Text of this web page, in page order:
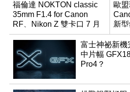
福倫達 NOKTON classic
35mm F1.4 for Canon
RF、Nikon Z 雙卡口 7 月
同步登台
歐
新
富士神祕新
中片幅
Pro4？